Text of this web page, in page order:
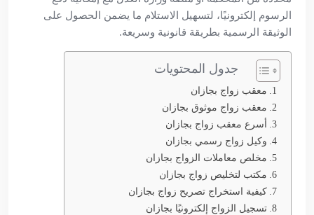
الرسوم إلكترونيًا، لتسهيل الاستلام ما يضمن الحصول على
الوثيقة الرسمية بطريقة قانونية وسريعة.
جدول المحتويات
معقب زواج بجازان
معقب زواج موثوق بجازان
أسرع معقب زواج بجازان
وكيل زواج رسمي بجازان
مخلص معاملات الزواج بجازان
مكتب لتخليص زواج بجازان
كيفية استخراج تصريح زواج بجازان
تسجيل الزواج إلكترونيًا بجازان